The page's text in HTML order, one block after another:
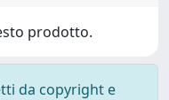
prodotto.
da copyright e